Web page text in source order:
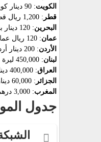
الكويت: 90 دينار كويتي
قطر : 1,200 ريال قطري
البحرين: 120 دينار بحريني
عمان: 120 ريال عماني
الأردن: 200 دينار أردني
لبنان: 450,000 ليرة لبنانية
العراق: 400,000 دينار عراقي
الجزائر : 60,000 دينار جزائري
المغرب: 3,000 درهم مغربي
جدول